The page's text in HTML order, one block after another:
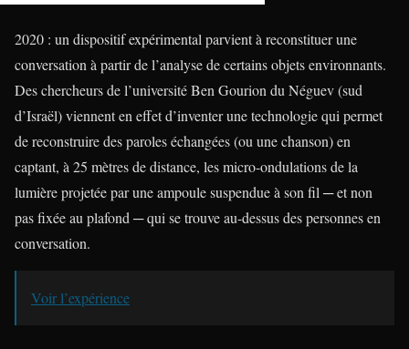
2020 : un dispositif expérimental parvient à reconstituer une
conversation à partir de l’analyse de certains objets environnants.
Des chercheurs de l’université Ben Gourion du Néguev (sud
d’Israël) viennent en effet d’inventer une technologie qui permet
de reconstruire des paroles échangées (ou une chanson) en
captant, à 25 mètres de distance, les micro-ondulations de la
lumière projetée par une ampoule suspendue à son fil ─ et non
pas fixée au plafond ─ qui se trouve au-dessus des personnes en
conversation.
Voir l’expérience